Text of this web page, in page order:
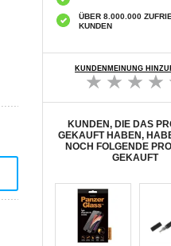
ÜBER 8.000.000
KUNDEN
KUNDENMEINUNG
KUNDEN, DIE DAS
GEKAUFT HABEN,
NOCH FOLGENDE
GEKAUFT